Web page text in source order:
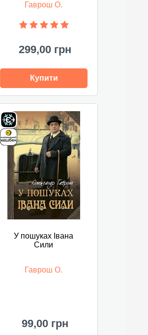
Гаврош О.
299,00 грн
Купити
У пошуках Івана
Сили
Гаврош О.
99,00 грн